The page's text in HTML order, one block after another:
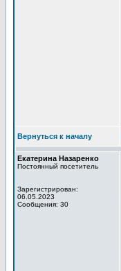
Вернуться к началу
Екатерина Назаренко
Постоянный посетитель
Зарегистрирован:
06.05.2023
Сообщения: 30